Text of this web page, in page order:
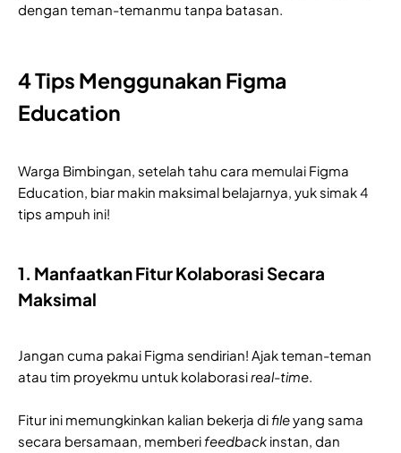
dengan teman-temanmu tanpa batasan.
4 Tips Menggunakan Figma
Education
Warga Bimbingan, setelah tahu cara memulai Figma
Education, biar makin maksimal belajarnya, yuk simak 4
tips ampuh ini!
1. Manfaatkan Fitur Kolaborasi Secara
Maksimal
Jangan cuma pakai Figma sendirian! Ajak teman-teman
atau tim proyekmu untuk kolaborasireal-time.
Fitur ini memungkinkan kalian bekerja difileyang sama
secara bersamaan, memberifeedback instan, dan